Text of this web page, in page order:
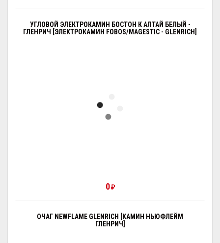
УГЛОВОЙ ЭЛЕКТРОКАМИН БОСТОН К АЛТАЙ БЕЛЫЙ -
ГЛЕНРИЧ [ЭЛЕКТРОКАМИН FOBOS/MAGESTIC - GLENRICH]
0₽
ОЧАГ NEWFLAME GLENRICH [КАМИН НЬЮФЛЕЙМ
ГЛЕНРИЧ]